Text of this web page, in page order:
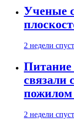
Ученые
2 недели
Питание
связали
пожилом
2 недели